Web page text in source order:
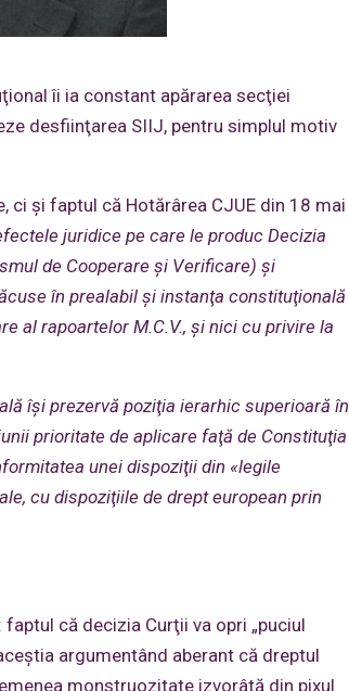
îi ia constant apărarea secţiei
desfiinţarea SIIJ, pentru simplul motiv
şi faptul că Hotărârea CJUE din 18 mai
juridice pe care le produc Decizia
de Cooperare şi Verificare) şi
în prealabil şi instanţa constituţională
al rapoartelor M.C.V., şi nici cu privire la
îşi prezervă poziţia ierarhic superioară în
prioritate de aplicare faţă de Constituţia
unei dispoziţii din «legile
cu dispoziţiile de drept european prin
că decizia Curţii va opri „puciul
argumentând aberant că dreptul
monstruozitate izvorâtă din pixul